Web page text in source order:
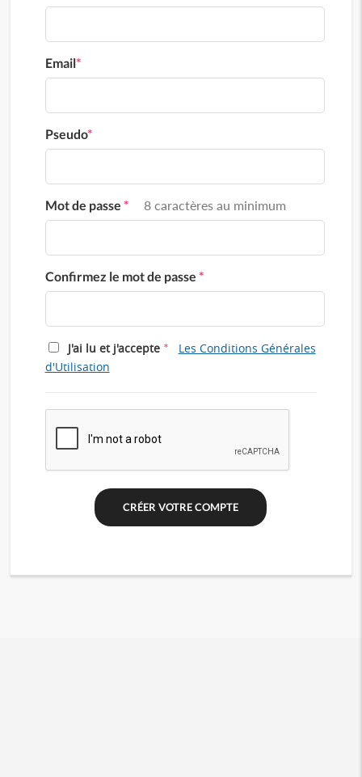
Email*
Pseudo*
Mot de passe * 8 caractères au minimum
Confirmez le mot de passe *
J'ai lu et j'accepte *
Les Conditions Générales
d'Utilisation